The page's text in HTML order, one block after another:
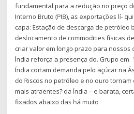
fundamental para a redução no preço
Interno Bruto (PIB), as exportações lí-
capa: Estação de descarga de petróleo
deslocamento de commodities físicas
criar valor em longo prazo para nossos
Índia reforça a presença do. Grupo em
Índia cortam demanda pelo açúcar na
do Riscos no petróleo e no ouro tornam
mais atraentes? da Índia – e barata,
fixados abaixo das há muito